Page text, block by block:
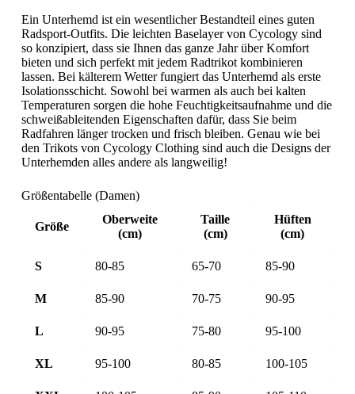
Ein Unterhemd ist ein wesentlicher Bestandteil eines guten
Radsport-Outfits. Die leichten Baselayer von Cycology sind
so konzipiert, dass sie Ihnen das ganze Jahr über Komfort
bieten und sich perfekt mit jedem Radtrikot kombinieren
lassen. Bei kälterem Wetter fungiert das Unterhemd als erste
Isolationsschicht. Sowohl bei warmen als auch bei kalten
Temperaturen sorgen die hohe Feuchtigkeitsaufnahme und die
schweißableitenden Eigenschaften dafür, dass Sie beim
Radfahren länger trocken und frisch bleiben. Genau wie bei
den Trikots von Cycology Clothing sind auch die Designs der
Unterhemden alles andere als langweilig!
Größentabelle (Damen)
Größe
Oberweite
(cm)
Taille
(cm)
Hüften
(cm)
S 80-85 65-70 85-90
M 85-90 70-75 90-95
L 90-95 75-80 95-100
XL 95-100 80-85 100-105